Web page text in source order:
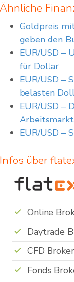
Ähnliche
Goldpreis
geben den
EUR/USD –
für Dollar
EUR/USD –
belasten
EUR/USD –
EUR/USD –
Infos über
Online
Daytrade
CFD Broker
Fonds